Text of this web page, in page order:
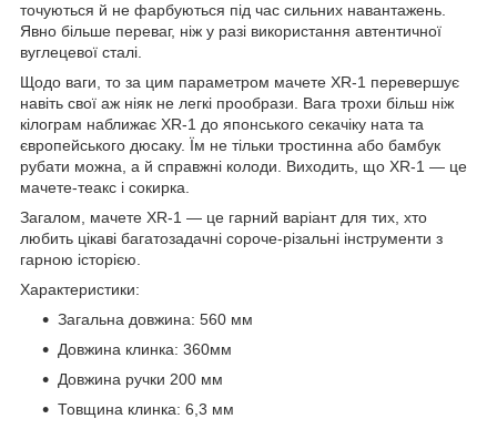
точуються й не фарбуються під час сильних навантажень.
Явно більше переваг, ніж у разі використання автентичної
вуглецевої сталі.
Щодо ваги, то за цим параметром мачете XR-1 перевершує
навіть свої аж ніяк не легкі прообрази. Вага трохи більш ніж
кілограм наближає XR-1 до японського секачіку ната та
європейського дюсаку. Їм не тільки тростинна або бамбук
рубати можна, а й справжні колоди. Виходить, що XR-1 — це
мачете-теакс і сокирка.
Загалом, мачете XR-1 — це гарний варіант для тих, хто
любить цікаві багатозадачні сороче-різальні інструменти з
гарною історією.
Характеристики:
Загальна довжина: 560 мм
Довжина клинка: 360мм
Довжина ручки 200 мм
Товщина клинка: 6,3 мм